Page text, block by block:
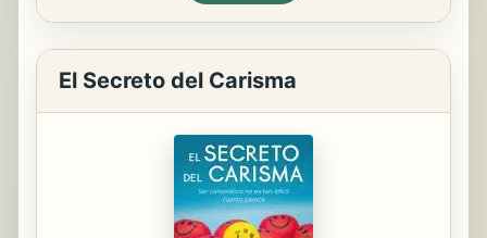
El Secreto del Carisma